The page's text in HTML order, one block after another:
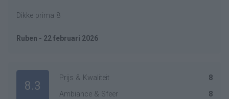
Dikke prima 8
Ruben - 22 februari 2026
8.3
Prijs & Kwaliteit
8
Ambiance & Sfeer
8